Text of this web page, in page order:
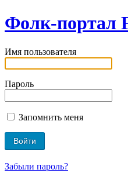
Фолк-портал
Имя пользователя
Пароль
Запомнить меня
Забыли пароль?